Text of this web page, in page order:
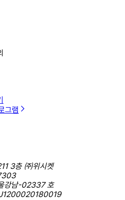
그램
3층 ㈜위시켓
강남-02337 호
J1200020180019